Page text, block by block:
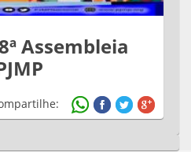
Assembleia